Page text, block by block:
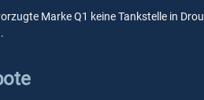
Marke Q1 keine Tankstelle in